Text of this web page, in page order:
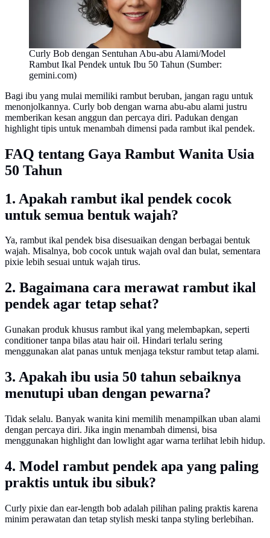
Curly Bob dengan Sentuhan Abu-abu Alami/Model
Rambut Ikal Pendek untuk Ibu 50 Tahun (Sumber:
gemini.com)
Bagi ibu yang mulai memiliki rambut beruban, jangan ragu untuk
menonjolkannya. Curly bob dengan warna abu-abu alami justru
memberikan kesan anggun dan percaya diri. Padukan dengan
highlight tipis untuk menambah dimensi pada rambut ikal pendek.
FAQ tentang Gaya Rambut Wanita Usia
50 Tahun
1. Apakah rambut ikal pendek cocok
untuk semua bentuk wajah?
Ya, rambut ikal pendek bisa disesuaikan dengan berbagai bentuk
wajah. Misalnya, bob cocok untuk wajah oval dan bulat, sementara
pixie lebih sesuai untuk wajah tirus.
2. Bagaimana cara merawat rambut ikal
pendek agar tetap sehat?
Gunakan produk khusus rambut ikal yang melembapkan, seperti
conditioner tanpa bilas atau hair oil. Hindari terlalu sering
menggunakan alat panas untuk menjaga tekstur rambut tetap alami.
3. Apakah ibu usia 50 tahun sebaiknya
menutupi uban dengan pewarna?
Tidak selalu. Banyak wanita kini memilih menampilkan uban alami
dengan percaya diri. Jika ingin menambah dimensi, bisa
menggunakan highlight dan lowlight agar warna terlihat lebih hidup.
4. Model rambut pendek apa yang paling
praktis untuk ibu sibuk?
Curly pixie dan ear-length bob adalah pilihan paling praktis karena
minim perawatan dan tetap stylish meski tanpa styling berlebihan.